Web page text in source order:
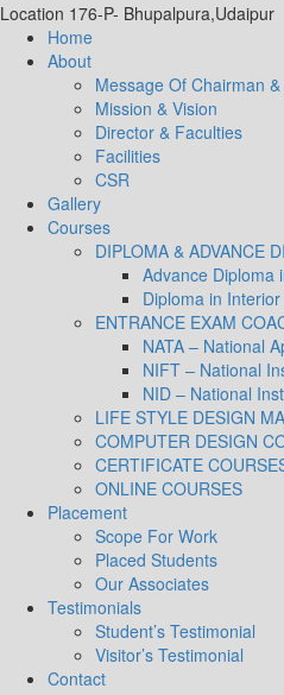
Location 176-P- Bhupalpura,Udaipur
Home
About
Message Of Chairman
Mission & Vision
Director & Faculties
Facilities
CSR
Gallery
Courses
DIPLOMA & ADVANCE
Advance Diploma
Diploma in
ENTRANCE EXAM
NATA – National
NIFT – National
NID – National
LIFE STYLE DESIGN
COMPUTER DESIGN
CERTIFICATE
ONLINE COURSES
Placement
Scope For Work
Placed Students
Our Associates
Testimonials
Student’s Testimonial
Visitor’s Testimonial
Contact